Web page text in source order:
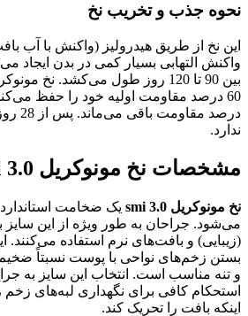
نحوه جذب و تخریب نخ
این نخ از طریق هیدرولیز (واکنش با آب
واکنش التهابی بسیار کمی در بدن ایجاد
درصد
ندارد.
مشخصات نخ مونوکریل 3.0 smi
نخ مونوکریل 3.0 smi
یک ضخامت
می‌شود. جراحان به طور ویژه از این سایز
(زیبایی) و بافت‌های نرم استفاده می‌کنند.
بستن زخم‌های نواحی با پوست نسبتاً
و تنه مناسب است. انتخاب این سایز به
استحکام کافی برای نگهداری لبه‌های زخم
اینکه بافت را تحریک کند.